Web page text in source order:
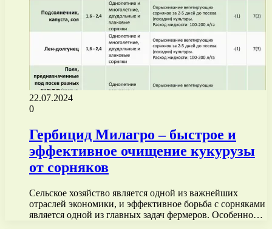
22.07.2024
0
Гербицид Милагро – быстрое и
эффективное очищение кукурузы
от сорняков
Сельское хозяйство является одной из важнейших
отраслей экономики, и эффективное борьба с сорняками
является одной из главных задач фермеров. Особенно…